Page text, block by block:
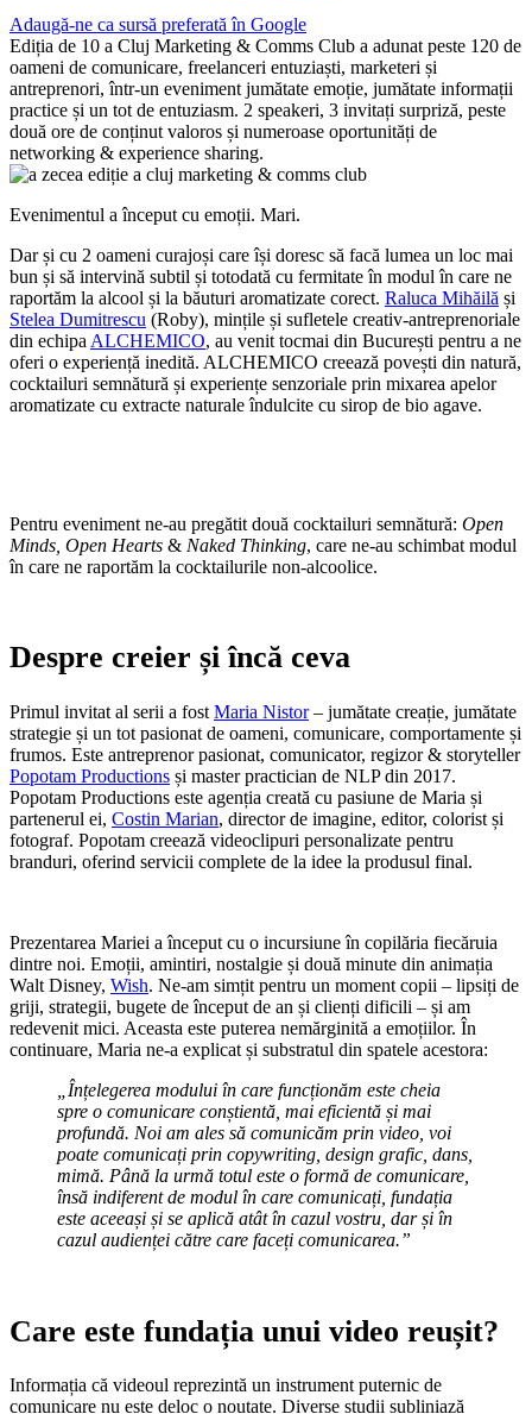
Adaugă-ne ca sursă preferată în Google
Ediția de 10 a Cluj Marketing & Comms Club a adunat peste 120 de
oameni de comunicare, freelanceri entuziaști, marketeri și
antreprenori, într-un eveniment jumătate emoție, jumătate informații
practice și un tot de entuziasm. 2 speakeri, 3 invitați surpriză, peste
două ore de conținut valoros și numeroase oportunități de
networking & experience sharing.
Evenimentul a început cu emoții. Mari.
Dar și cu 2 oameni curajoși care își doresc să facă lumea un loc mai
bun și să intervină subtil și totodată cu fermitate în modul în care ne
raportăm la alcool și la băuturi aromatizate corect. Raluca Mihăilă și
Stelea Dumitrescu (Roby), mințile și sufletele creativ-antreprenoriale
din echipa ALCHEMICO, au venit tocmai din București pentru a ne
oferi o experiență inedită. ALCHEMICO creează povești din natură,
cocktailuri semnătură și experiențe senzoriale prin mixarea apelor
aromatizate cu extracte naturale îndulcite cu sirop de bio agave.
Pentru eveniment ne-au pregătit două cocktailuri semnătură: Open
Minds, Open Hearts & Naked Thinking, care ne-au schimbat modul
în care ne raportăm la cocktailurile non-alcoolice.
Despre creier și încă ceva
Primul invitat al serii a fost Maria Nistor– jumătate creație, jumătate
strategie și un tot pasionat de oameni, comunicare, comportamente și
frumos. Este antreprenor pasionat, comunicator, regizor & storyteller
Popotam Productions și master practician de NLP din 2017.
Popotam Productions este agenția creată cu pasiune de Maria și
partenerul ei, Costin Marian, director de imagine, editor, colorist și
fotograf. Popotam creează videoclipuri personalizate pentru
branduri, oferind servicii complete de la idee la produsul final.
Prezentarea Mariei a început cu o incursiune în copilăria fiecăruia
dintre noi. Emoții, amintiri, nostalgie și două minute din animația
Walt Disney, Wish. Ne-am simțit pentru un moment copii – lipsiți de
griji, strategii, bugete de început de an și clienți dificili – și am
redevenit mici. Aceasta este puterea nemărginită a emoțiilor. În
continuare, Maria ne-a explicat și substratul din spatele acestora:
Înțelegerea modului în care funcționăm este cheia
spre o comunicare conștientă, mai eficientă și mai
profundă. Noi am ales să comunicăm prin video, voi
poate comunicați prin copywriting, design grafic, dans,
mimă. Până la urmă totul este o formă de comunicare,
însă indiferent de modul în care comunicați, fundația
este aceeași și se aplică atât în cazul vostru, dar și în
cazul audienței către care faceți comunicarea.”
Care este fundația unui video reușit?
Informația că videoul reprezintă un instrument puternic de
comunicare nu este deloc o noutate. Diverse studii subliniază